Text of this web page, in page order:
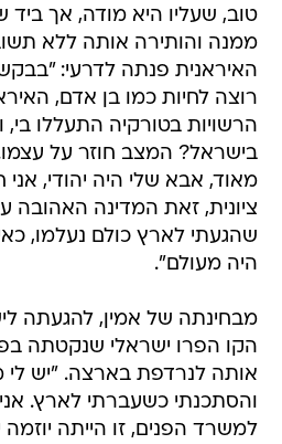
טוב, שעליו היא מודה, אך ביד
ממנה והותירה אותה ללא
האיראנית פנתה לדרעי:
רוצה לחיות כמו בן אדם,
הרשויות בטורקיה התעללו בי,
בישראל? המצב חוזר על
מאוד, אבא שלי היה יהודי,
ציונית, זאת המדינה האהובה
שהגעתי לארץ כולם נעלמו,
היה מעולם".
מבחינתה של אמין, להגעתה
הקו הפרו ישראלי שנקטתה
אותה לנרדפת בארצה. "יש
והסתכנתי כשעברתי לארץ.
למשרד הפנים, זו הייתה יוזמה